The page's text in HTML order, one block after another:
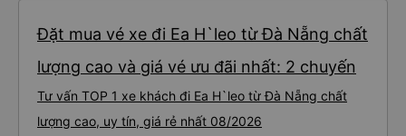
Đặt mua vé xe đi Ea H`leo từ Đà Nẵng chất
lượng cao và giá vé ưu đãi nhất: 2 chuyến
Tư vấn TOP 1 xe khách đi Ea H`leo từ Đà Nẵng chất
lượng cao, uy tín, giá rẻ nhất 08/2026